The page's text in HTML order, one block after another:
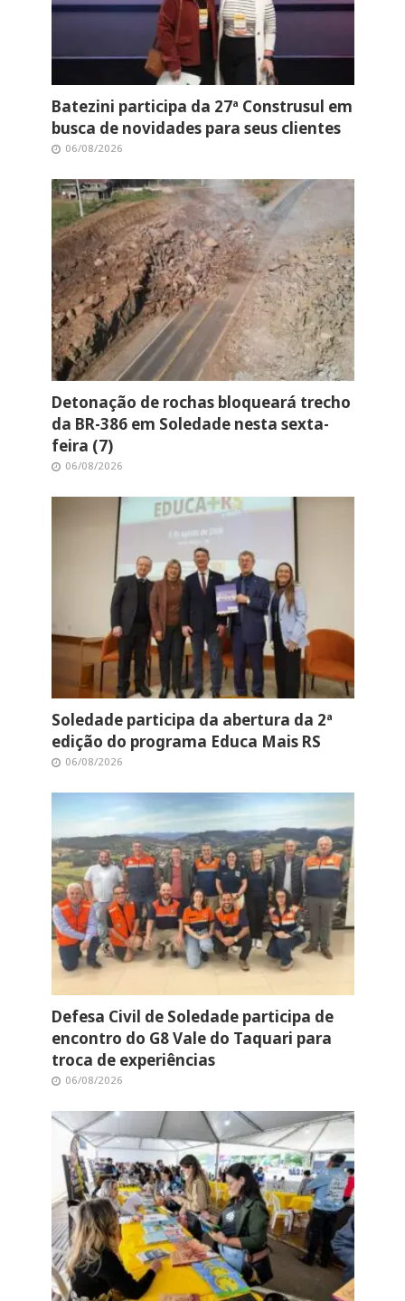
Batezini participa da 27ª Construsul em
busca de novidades para seus clientes
06/08/2026
Detonação de rochas bloqueará trecho
da BR-386 em Soledade nesta sexta-
feira (7)
06/08/2026
Soledade participa da abertura da 2ª
edição do programa Educa Mais RS
06/08/2026
Defesa Civil de Soledade participa de
encontro do G8 Vale do Taquari para
troca de experiências
06/08/2026